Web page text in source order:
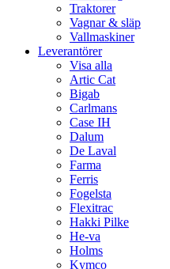
Traktorer
Vagnar & släp
Vallmaskiner
Leverantörer
Visa alla
Artic Cat
Bigab
Carlmans
Case IH
Dalum
De Laval
Farma
Ferris
Fogelsta
Flexitrac
Hakki Pilke
He-va
Holms
Kymco